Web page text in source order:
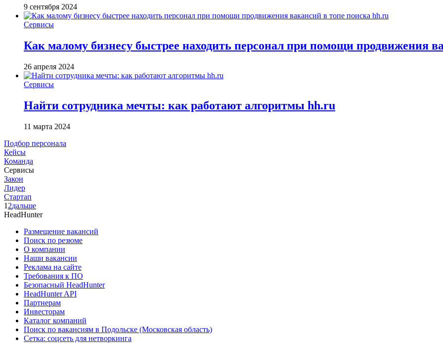
9 сентября 2024
Сервисы
Как малому бизнесу быстрее находить персонал при помощи продвижения
26 апреля 2024
Сервисы
Найти сотрудника мечты: как работают алгоритмы hh.ru
11 марта 2024
Подбор персонала
Кейсы
Команда
Сервисы
Закон
Лидер
Стартап
1 2дальше
HeadHunter
Размещение вакансий
Поиск по резюме
О компании
Наши вакансии
Реклама на сайте
Требования к ПО
Безопасный HeadHunter
HeadHunter API
Партнерам
Инвесторам
Каталог компаний
Поиск по вакансиям в Подольске (Московская область)
Сетка: соцсеть для нетворкинга